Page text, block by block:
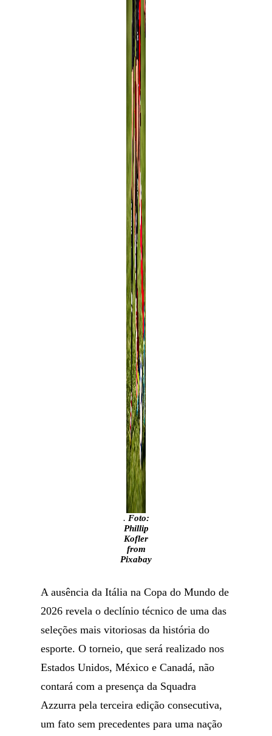
. Foto:
Phillip
Kofler
from
Pixabay
A ausência da Itália na Copa do Mundo de
2026 revela o declínio técnico de uma das
seleções mais vitoriosas da história do
esporte. O torneio, que será realizado nos
Estados Unidos, México e Canadá, não
contará com a presença da Squadra
Azzurra pela terceira edição consecutiva,
um fato sem precedentes para uma nação